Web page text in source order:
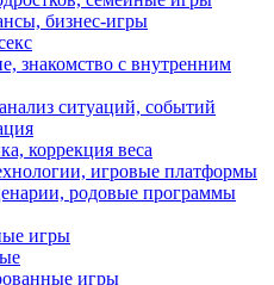
бизнес-игры
знакомство с внутренним
ситуаций, событий
коррекция веса
игровые платформы
родовые программы
игры
игры